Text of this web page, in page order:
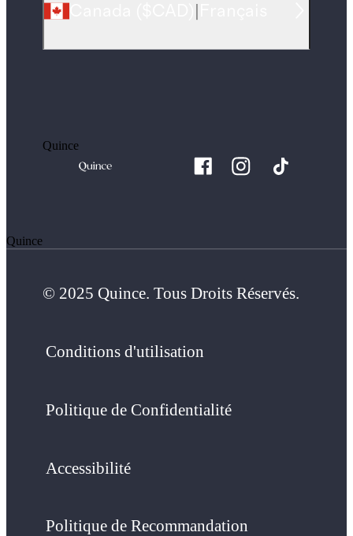
Quince
Quince
© 2025 Quince. Tous Droits Réservés.
Conditions d'utilisation
Politique de Confidentialité
Accessibilité
Politique de Recommandation